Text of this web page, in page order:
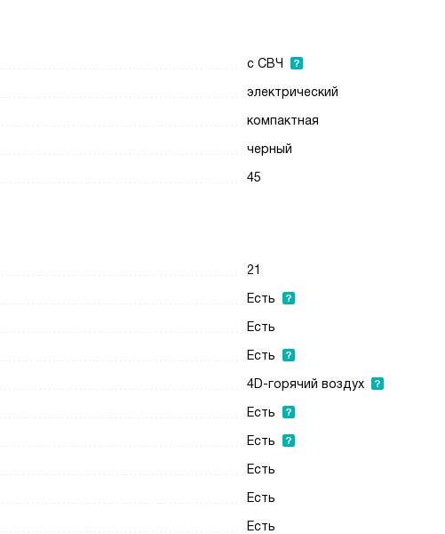
с СВЧ
электрический
компактная
черный
45
21
Есть
Есть
Есть
4D-горячий воздух
Есть
Есть
Есть
Есть
Есть